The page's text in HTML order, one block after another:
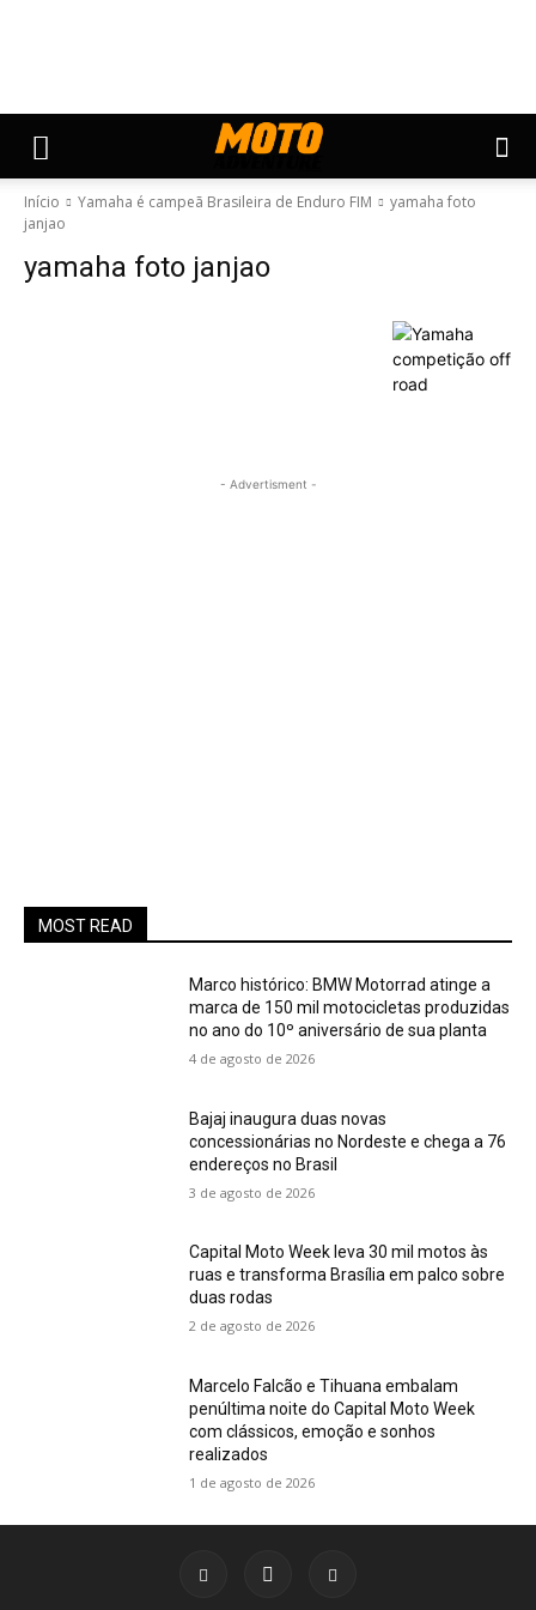
Início Yamaha é campeã Brasileira de Enduro FIM
yamaha foto
janjao
yamaha foto janjao
- Advertisment -
MOST READ
Marco histórico: BMW Motorrad atinge a
marca de 150 mil motocicletas produzidas
no ano do 10º aniversário de sua planta
4 de agosto de 2026
Bajaj inaugura duas novas
concessionárias no Nordeste e chega a 76
endereços no Brasil
3 de agosto de 2026
Capital Moto Week leva 30 mil motos às
ruas e transforma Brasília em palco sobre
duas rodas
2 de agosto de 2026
Marcelo Falcão e Tihuana embalam
penúltima noite do Capital Moto Week
com clássicos, emoção e sonhos
realizados
1 de agosto de 2026